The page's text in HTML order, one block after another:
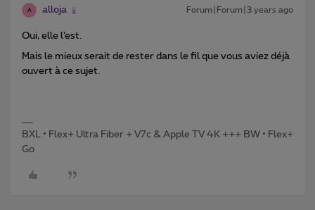
A alloja Forum|Forum|3 years ago
Oui, elle l’est.
Mais le mieux serait de rester dans le fil que vous aviez déjà
ouvert à ce sujet.
BXL • Flex+ Ultra Fiber + V7c & Apple TV 4K +++ BW • Flex+
Go